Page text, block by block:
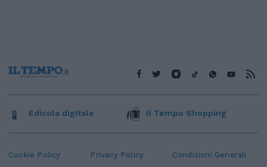
Cookie Policy Privacy Policy Condizioni Generali
Edicola digitale Il Tempo Shopping